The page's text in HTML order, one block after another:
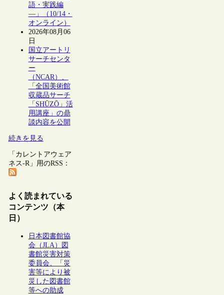
語・実践編
―」（10/14・
オンライン）
2026年08月06
日
国立アートリ
サーチセンタ
ー
（NCAR）、
「全国美術館
収蔵品サーチ
「SHŪZŌ」活
用講座」の鼎
談内容を公開
続きを見る
「カレントアウェア
ネス-R」用のRSS：
よく読まれている
コンテンツ（本
日）
日本図書館協
会（JLA）図
書館災害対策
委員会、「災
害等により被
災した図書館
等への助成